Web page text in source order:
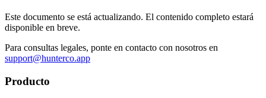
Este documento se está actualizando. El contenido completo estará
disponible en breve.
Para consultas legales, ponte en contacto con nosotros en
support@hunterco.app
Producto